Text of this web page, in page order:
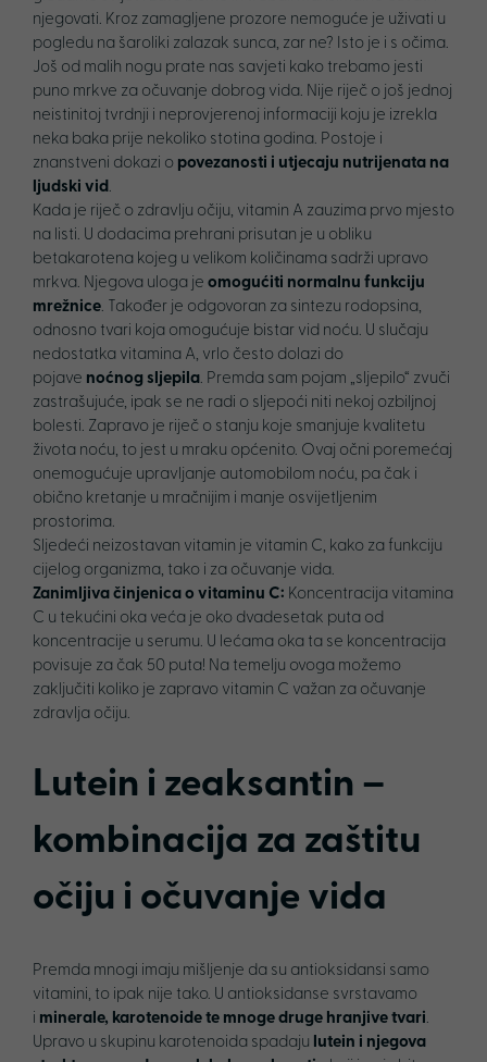
njegovati. Kroz zamagljene prozore nemoguće je uživati u
pogledu na šaroliki zalazak sunca, zar ne? Isto je i s očima.
Još od malih nogu prate nas savjeti kako trebamo jesti
puno mrkve za očuvanje dobrog vida. Nije riječ o još jednoj
neistinitoj tvrdnji i neprovjerenoj informaciji koju je izrekla
neka baka prije nekoliko stotina godina. Postoje i
znanstveni dokazi o povezanosti i utjecaju nutrijenata na
ljudski vid.
Kada je riječ o zdravlju očiju, vitamin A zauzima prvo mjesto
na listi. U dodacima prehrani prisutan je u obliku
betakarotena kojeg u velikom količinama sadrži upravo
mrkva. Njegova uloga je omogućiti normalnu funkciju
mrežnice. Također je odgovoran za sintezu rodopsina,
odnosno tvari koja omogućuje bistar vid noću. U slučaju
nedostatka vitamina A, vrlo često dolazi do
pojave noćnog sljepila. Premda sam pojam „sljepilo“ zvuči
zastrašujuće, ipak se ne radi o sljepoći niti nekoj ozbiljnoj
bolesti. Zapravo je riječ o stanju koje smanjuje kvalitetu
života noću, to jest u mraku općenito. Ovaj očni poremećaj
onemogućuje upravljanje automobilom noću, pa čak i
obično kretanje u mračnijim i manje osvijetljenim
prostorima.
Sljedeći neizostavan vitamin je vitamin C, kako za funkciju
cijelog organizma, tako i za očuvanje vida.
Zanimljiva činjenica o vitaminu C: Koncentracija vitamina
C u tekućini oka veća je oko dvadesetak puta od
koncentracije u serumu. U lećama oka ta se koncentracija
povisuje za čak 50 puta! Na temelju ovoga možemo
zaključiti koliko je zapravo vitamin C važan za očuvanje
zdravlja očiju.
Lutein i zeaksantin –
kombinacija za zaštitu
očiju i očuvanje vida
Premda mnogi imaju mišljenje da su antioksidansi samo
vitamini, to ipak nije tako. U antioksidanse svrstavamo
i minerale, karotenoide te mnoge druge hranjive tvari.
Upravo u skupinu karotenoida spadaju lutein i njegova